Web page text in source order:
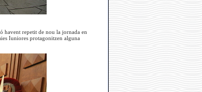
havent repetit de nou la jornada en
Iuniores protagonitzen alguna